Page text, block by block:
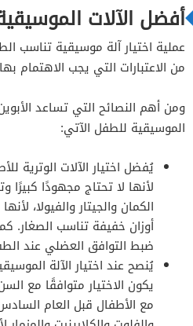
أفضل الآلات
عملية اختيار آلة موسيقية تناسب
من الاعتبارات التي يجب الاهتمام
ومن أهم النصائح التي تساعد
الموسيقية للطفل الآتي:
يُفضل اختيار الآلات الوترية
لأنها لا تحتاج مجهودًا
الكمان والجيتار والفيولا،
أوزان خفيفة تناسب الصغار.
ضبط التوافق العضلي عند
يُنصح عند اختيار الآلة
يكون الاختيار متوافقًا مع
مع الأطفال قبل العام